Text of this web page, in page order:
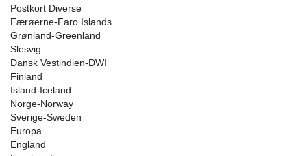
Postkort Diverse
Færøerne-Faro Islands
Grønland-Greenland
Slesvig
Dansk Vestindien-DWI
Finland
Island-Iceland
Norge-Norway
Sverige-Sweden
Europa
England